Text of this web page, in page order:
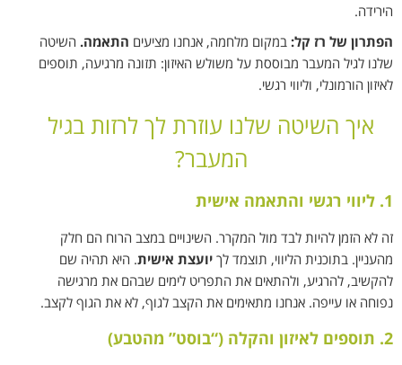
הירידה.
הפתרון של רז קל: במקום מלחמה, אנחנו מציעים התאמה. השיטה
שלנו לגיל המעבר מבוססת על משולש האיזון: תזונה מרגיעה, תוספים
לאיזון הורמונלי, וליווי רגשי.
איך השיטה שלנו עוזרת לך לרזות בגיל
המעבר?
1. ליווי רגשי והתאמה אישית
זה לא הזמן להיות לבד מול המקרר. השינויים במצב הרוח הם חלק
מהעניין. בתוכנית הליווי, תוצמד לך יועצת אישית. היא תהיה שם
להקשיב, להרגיע, ולהתאים את התפריט לימים שבהם את מרגישה
נפוחה או עייפה. אנחנו מתאימים את הקצב לגוף, לא את הגוף לקצב.
2. תוספים לאיזון והקלה (“בוסט” מהטבע)